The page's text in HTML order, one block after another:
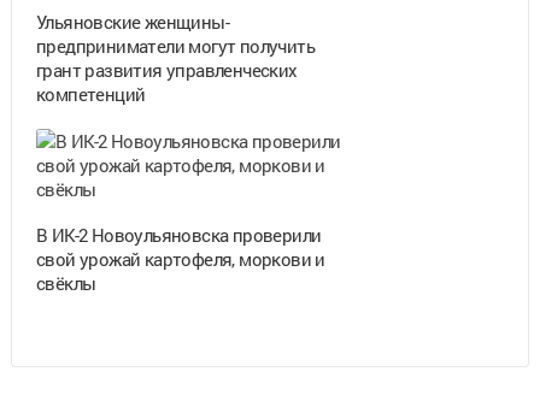
Ульяновские женщины-
предприниматели могут получить
грант развития управленческих
компетенций
В ИК-2 Новоульяновска проверили
свой урожай картофеля, моркови и
свёклы